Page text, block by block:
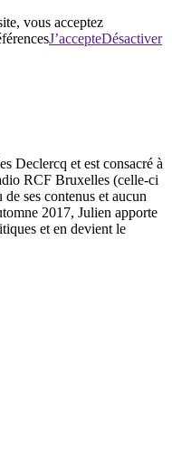
vous acceptez
J’accepteDésactiver
Declercq et est consacré à
RCF Bruxelles (celle-ci
ses contenus et aucun
2017, Julien apporte
et en devient le